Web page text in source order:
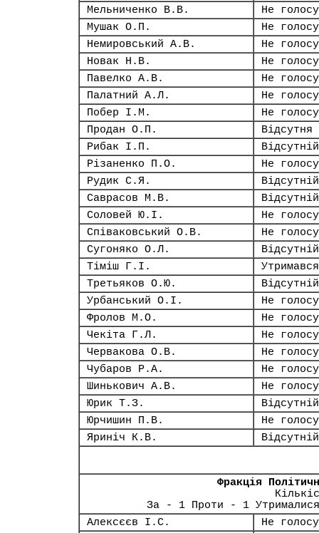
Мельниченко В.В.
Не
Мушак О.П.
Не
Немировський А.В.
Не
Новак Н.В.
Не
Павелко А.В.
Не
Палатний А.Л.
Не
Побер І.М.
Не
Продан О.П.
Відсутня
Рибак І.П.
Відсутній
Різаненко П.О.
Не
Рудик С.Я.
Відсутній
Саврасов М.В.
Відсутній
Соловей Ю.І.
Не
Співаковський О.В.
Не
Сугоняко О.Л.
Відсутній
Тіміш Г.І.
Утримався
Третьяков О.Ю.
Відсутній
Урбанський О.І.
Не
Фролов М.О.
Не
Чекіта Г.Л.
Не
Червакова О.В.
Не
Чубаров Р.А.
Не
Шинькович А.В.
Не
Юрик Т.З.
Відсутній
Юрчишин П.В.
Не
Яриніч К.В.
Відсутній
Фракція
За - 1 Проти - 1
Алексєєв І.С.
Не